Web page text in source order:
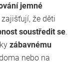
jemné
zajišťují, že děti
soustředit se.
zábavnému
nebo na